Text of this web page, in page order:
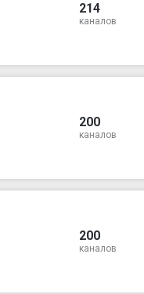
214
каналов
200
каналов
200
каналов